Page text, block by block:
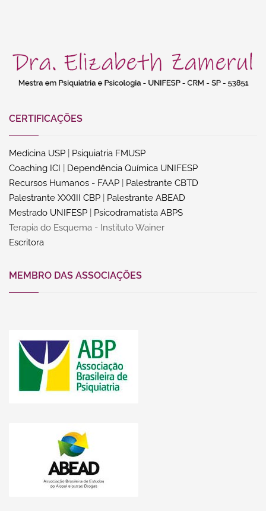
CERTIFICAÇÕES
Medicina USP
Psiquiatria FMUSP
Coaching ICI
Dependência Química UNIFESP
Recursos Humanos - FAAP
Palestrante CBTD
Palestrante XXXIII CBP
Palestrante ABEAD
Mestrado UNIFESP
Psicodramatista ABPS
Terapia do Esquema - Instituto Wainer
Escritora
MEMBRO DAS ASSOCIAÇÕES